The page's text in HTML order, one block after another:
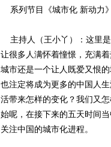
系列节目《城市化 新动力
主持人（王小丫）：这里
让很多人满怀着憧憬，充满
城市还是一个让人既爱又恨
也注定将成为更多的中国人
活带来怎样的变化？我们又
始呢，在接下来的五天时间
关注中国的城市化进程。